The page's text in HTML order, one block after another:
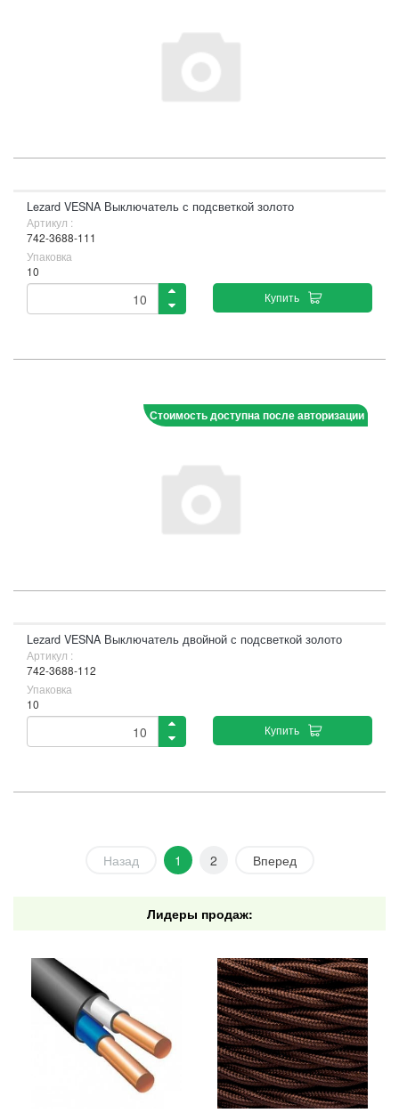
Lezard VESNA Выключатель с подсветкой золото
Артикул :
742-3688-111
Упаковка
10
Купить
Стоимость доступна после авторизации
Lezard VESNA Выключатель двойной с подсветкой золото
Артикул :
742-3688-112
Упаковка
10
Купить
Назад 1 2 Вперед
Лидеры продаж: